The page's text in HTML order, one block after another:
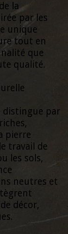
la
par les
unique
tout en
que
qualité.
distingue par
pierre
travail de
les sols,
neutres et
décor,